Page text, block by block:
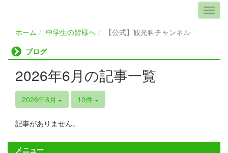
ホーム 中学生の皆様へ
【公式】観光科チャンネル
ブログ
2026年6月の記事一覧
2026年6月 10件
記事がありません。
メニュー